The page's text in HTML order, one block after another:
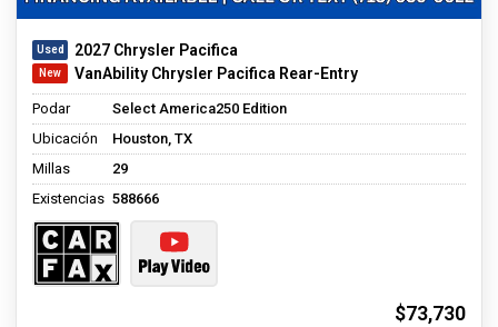
2027 Chrysler Pacifica
VanAbility Chrysler Pacifica Rear-Entry
Podar
Select America250 Edition
Ubicación
Houston, TX
Millas
29
Existencias 588666
$73,730